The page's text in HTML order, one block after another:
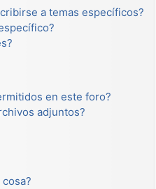
a temas específicos?
en este foro?
adjuntos?